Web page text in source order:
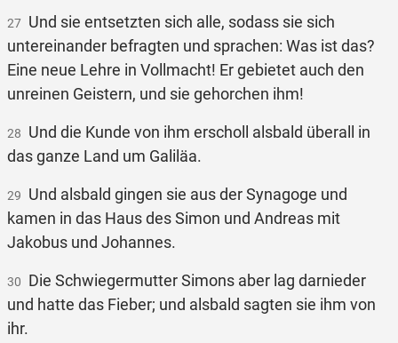
27 Und sie entsetzten sich alle, sodass sie sich
untereinander befragten und sprachen: Was ist das?
Eine neue Lehre in Vollmacht! Er gebietet auch den
unreinen Geistern, und sie gehorchen ihm!
28 Und die Kunde von ihm erscholl alsbald überall in
das ganze Land um Galiläa.
29 Und alsbald gingen sie aus der Synagoge und
kamen in das Haus des Simon und Andreas mit
Jakobus und Johannes.
30 Die Schwiegermutter Simons aber lag darnieder
und hatte das Fieber; und alsbald sagten sie ihm von
ihr.